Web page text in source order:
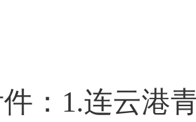
：1.连云港